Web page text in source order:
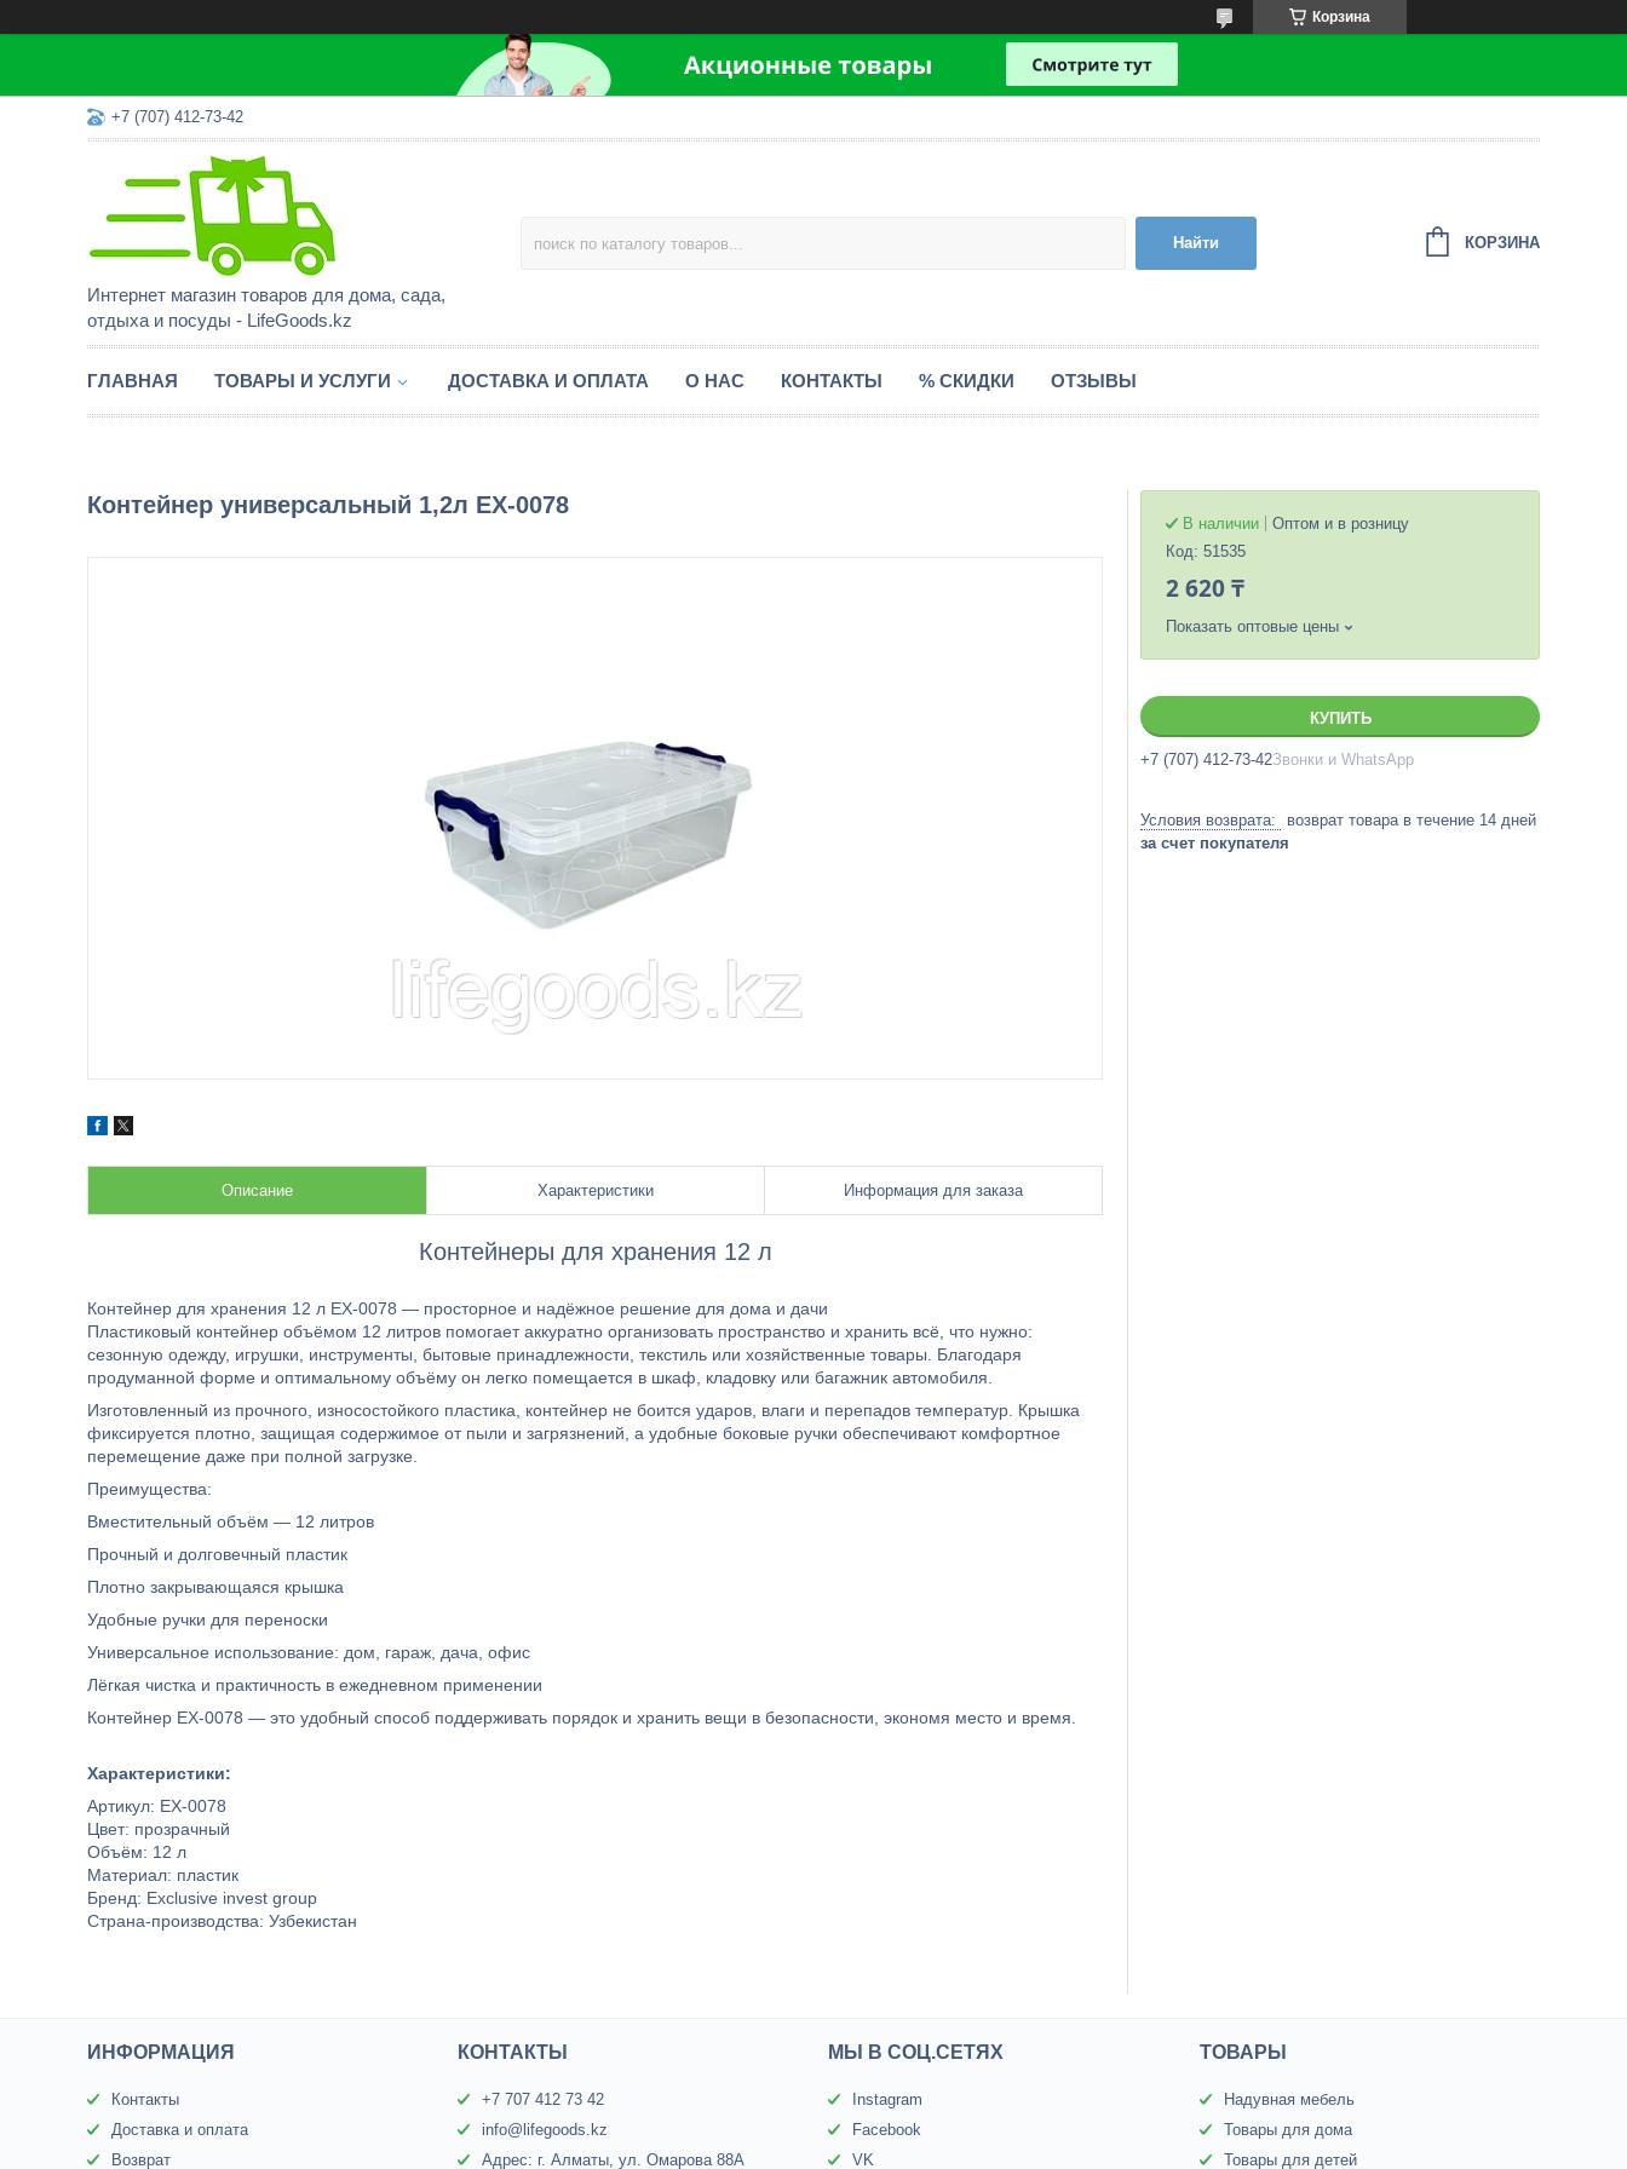
Корзина
+7 (707) 412-73-42
Интернет магазин товаров для дома, сада,
отдыха и посуды - LifeGoods.kz
Найти КОРЗИНА
ГЛАВНАЯ ТОВАРЫ И УСЛУГИ ДОСТАВКА И ОПЛАТА О НАС КОНТАКТЫ % СКИДКИ ОТЗЫВЫ
Контейнер универсальный 1,2л EX-0078
Описание Характеристики Информация для заказа
Контейнеры для хранения 12 л
Контейнер для хранения 12 л EX-0078 — просторное и надёжное решение для дома и дачи
Пластиковый контейнер объёмом 12 литров помогает аккуратно организовать пространство и хранить всё, что нужно:
сезонную одежду, игрушки, инструменты, бытовые принадлежности, текстиль или хозяйственные товары. Благодаря
продуманной форме и оптимальному объёму он легко помещается в шкаф, кладовку или багажник автомобиля.
Изготовленный из прочного, износостойкого пластика, контейнер не боится ударов, влаги и перепадов температур. Крышка
фиксируется плотно, защищая содержимое от пыли и загрязнений, а удобные боковые ручки обеспечивают комфортное
перемещение даже при полной загрузке.
Преимущества:
Вместительный объём — 12 литров
Прочный и долговечный пластик
Плотно закрывающаяся крышка
Удобные ручки для переноски
Универсальное использование: дом, гараж, дача, офис
Лёгкая чистка и практичность в ежедневном применении
Контейнер EX-0078 — это удобный способ поддерживать порядок и хранить вещи в безопасности, экономя место и время.
Характеристики:
Артикул: EX-0078
Цвет: прозрачный
Объём: 12 л
Материал: пластик
Бренд: Exclusive invest group
Страна-производства: Узбекистан
В наличии
Оптом и в розницу
Код: 51535
2 620 ₸
Показать оптовые цены
КУПИТЬ
+7 (707) 412-73-42Звонки и WhatsApp
возврат товара в течение 14 дней
за счет покупателя
ИНФОРМАЦИЯ
Контакты
Доставка и оплата
Возврат
КОНТАКТЫ
+7 707 412 73 42
info@lifegoods.kz
Адрес: г. Алматы, ул. Омарова 88А
МЫ В СОЦ.СЕТЯХ
Instagram
Facebook
VK
ТОВАРЫ
Надувная мебель
Товары для дома
Товары для детей